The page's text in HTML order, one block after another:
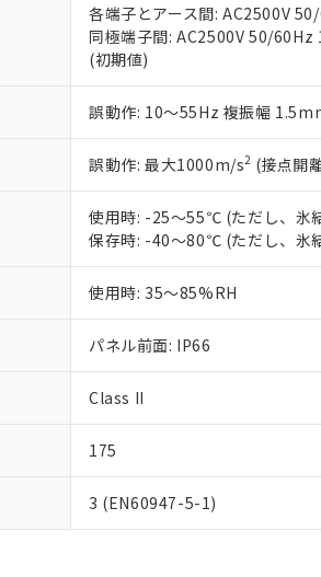
各端子とアース間: AC2500V
同極端子間: AC2500V 50/
(初期値)
誤動作: 10～55Hz 複振幅
誤動作: 最大1000m/s2 (接点開
使用時: -25～55℃ (ただし、氷
保存時: -40～80℃ (ただし、氷
使用時: 35～85%RH
パネル前面: IP66
Class II
175
3 (EN60947-5-1)